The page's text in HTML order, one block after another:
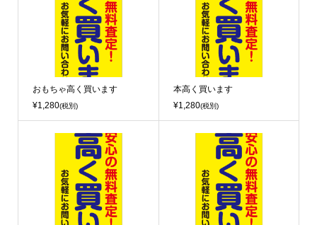
おもちゃ高く買います
¥1,280(税別)
本高く買います
¥1,280(税別)